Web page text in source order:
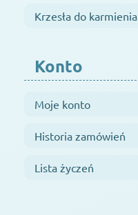
Krzesła do karmienia
Konto
Moje konto
Historia zamówień
Lista życzeń